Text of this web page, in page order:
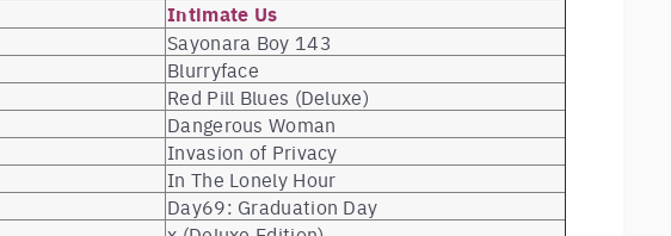
Intimate Us
Sayonara Boy 143
Blurryface
Red Pill Blues (Deluxe)
Dangerous Woman
Invasion of Privacy
In The Lonely Hour
Day69: Graduation Day